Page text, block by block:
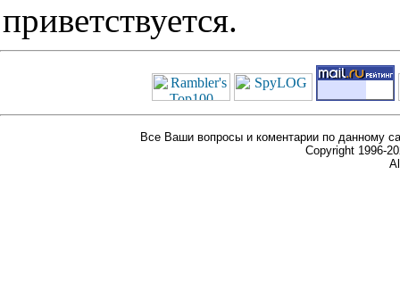
приветствуется.
Все Ваши вопросы и коментарии по данному
Copyright 1996-